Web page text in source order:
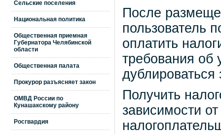
Сельские поселения
Национальная политика
Общественная приемная
Губернатора Челябинской
области
Общественная палата
Прокурор разъясняет закон
ОМВД России по
Кунашакскому району
Росгвардия
После
пользователь
оплатить
требования об
Получить
зависимости